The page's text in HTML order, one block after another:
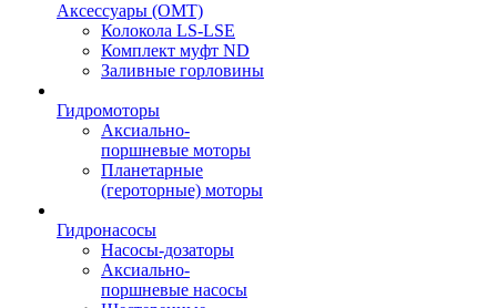
Аксессуары (OMT)
Колокола LS-LSE
Комплект муфт ND
Заливные горловины
Гидромоторы
Аксиально-
поршневые моторы
Планетарные
(героторные) моторы
Гидронасосы
Насосы-дозаторы
Аксиально-
поршневые насосы